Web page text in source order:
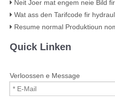
Neit Joer mat engem neie Bild fir
Wat ass den Tarifcode fir
Resume normal Produktioun nom
Quick Linken
Verloossen e Message